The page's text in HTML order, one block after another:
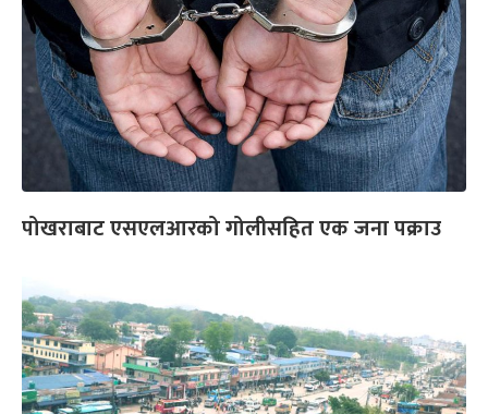
पोखराबाट एसएलआरको गोलीसहित एक जना पक्राउ